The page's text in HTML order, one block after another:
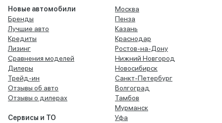
Новые автомобили
Бренды
Лучшие авто
Кредиты
Лизинг
Сравнения моделей
Дилеры
Трейд-ин
Отзывы об авто
Отзывы о дилерах
Сервисы и ТО
Москва
Пенза
Казань
Краснодар
Ростов-на-Дону
Нижний Новгород
Новосибирск
Санкт-Петербург
Волгоград
Тамбов
Мурманск
Уфа